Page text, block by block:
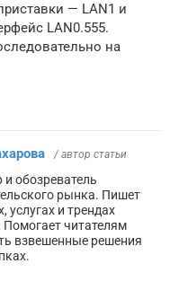
— LAN1 и
LAN0.555.
на
/ автор статьи
и обозреватель
рынка. Пишет
услугах и трендах
читателям
взвешенные решения